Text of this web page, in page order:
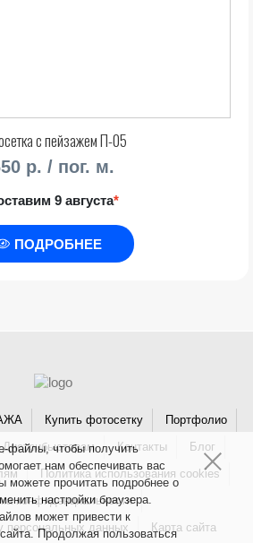
с пейзажем П-05
р. / пог. м.
9 августа*
ПОДРОБНЕЕ
Купить фотосетку
Портфолио
Дистрибьюторам Контакты
Блог
Политика использования cookies
конфиденциальности
персональных данных
Карта сайта
файлы, чтобы получить
нам обеспечивать вас
можете прочитать подробнее о
настройки браузера.
может привести к
Продолжая пользоваться